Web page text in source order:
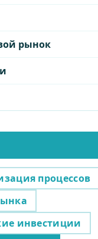
рынок
процессов
инвестиции